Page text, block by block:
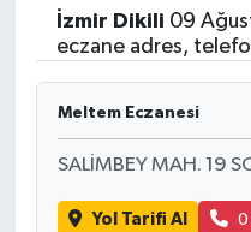
İzmir Dikili 09
eczane adres,
Meltem Eczanesi
SALİMBEY MAH. 19
Yol Tarifi Al 0